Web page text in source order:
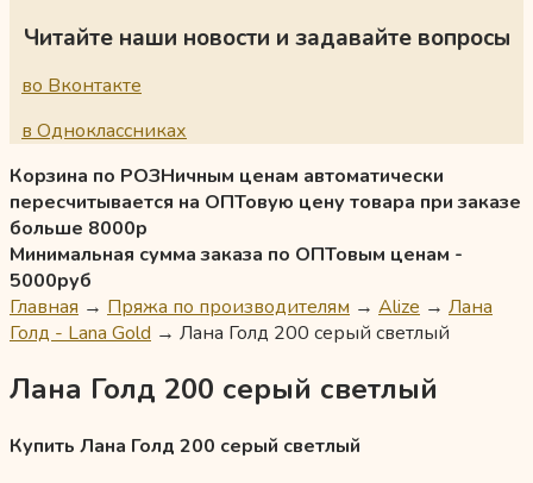
Читайте наши новости и задавайте вопросы
во Вконтакте
в Одноклассниках
Корзина по РОЗНичным ценам автоматически
пересчитывается на ОПТовую цену товара при заказе
больше 8000р
Минимальная сумма заказа по ОПТовым ценам -
5000руб
Главная → Пряжа по производителям → Alize → Лана
Голд - Lana Gold → Лана Голд 200 серый светлый
Лана Голд 200 серый светлый
Купить Лана Голд 200 серый светлый